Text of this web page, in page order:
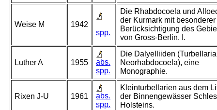
Weise M
1942
spp.
Die Rhabdocoela und
der Kurmark mit besonderer
Berücksichtigung des
von Gross-Berlin. I.
Luther A 1955
abs.
spp.
Die Dalyelliiden (Turbellaria
Neorhabdocoela), eine
Monographie.
Rixen J-U 1961
abs.
spp.
Kleinturbellarien aus dem
der Binnengewässer
Holsteins.